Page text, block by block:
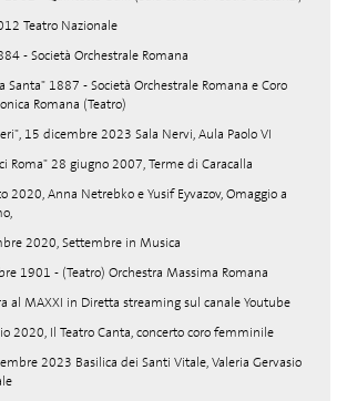
Teatro Nazionale
- Società Orchestrale Romana
Santa" 1887 - Società Orchestrale Romana e Coro
Romana (Teatro)
15 dicembre 2023 Sala Nervi, Aula Paolo VI
Roma" 28 giugno 2007, Terme di Caracalla
2020, Anna Netrebko e Yusif Eyvazov, Omaggio a
2020, Settembre in Musica
1901 - (Teatro) Orchestra Massima Romana
al MAXXI in Diretta streaming sul canale Youtube
2020, Il Teatro Canta, concerto coro femminile
2023 Basilica dei Santi Vitale, Valeria Gervasio